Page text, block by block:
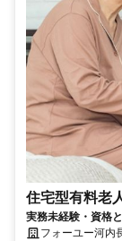
住宅型有料老
実務未経験・資格
やすさも◎
フォーユー河内